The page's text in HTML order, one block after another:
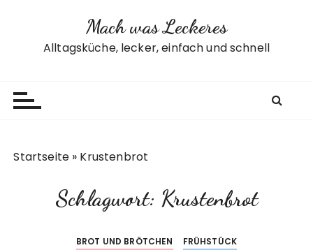
Mach was Leckeres
Alltagsküche, lecker, einfach und schnell
Startseite » Krustenbrot
Schlagwort: Krustenbrot
BROT UND BRÖTCHEN FRÜHSTÜCK